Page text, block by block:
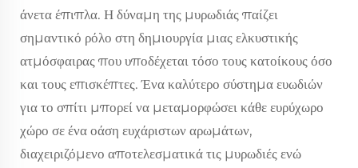
άνετα έπιπλα. Η δύναμη της μυρωδιάς παίζει
σημαντικό ρόλο στη δημιουργία μιας ελκυστικής
ατμόσφαιρας που υποδέχεται τόσο τους κατοίκους όσο
και τους επισκέπτες. Ένα καλύτερο σύστημα ευωδιών
για το σπίτι μπορεί να μεταμορφώσει κάθε ευρύχωρο
χώρο σε ένα οάση ευχάριστων αρωμάτων,
διαχειριζόμενο αποτελεσματικά τις μυρωδιές ενώ